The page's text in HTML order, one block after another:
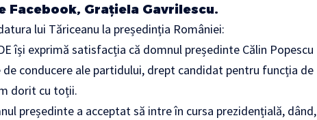
Facebook, Grațiela Gavrilescu.
lui Tăriceanu la președinția României:
își exprimă satisfacția că domnul președinte Călin Popescu
conducere ale partidului, drept candidat pentru funcția de
dorit cu toții.
președinte a acceptat să intre în cursa prezidențială, dând,